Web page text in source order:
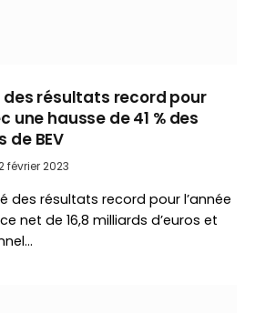
résultats record pour
une hausse de 41 % des
de BEV
février 2023
des résultats record pour l’année
net de 16,8 milliards d’euros et